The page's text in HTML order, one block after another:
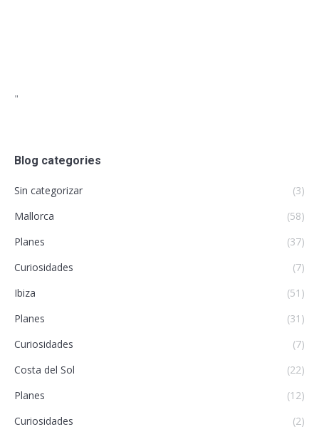
"
Blog categories
Sin categorizar
(3)
Mallorca
(58)
Planes
(37)
Curiosidades
(7)
Ibiza
(51)
Planes
(31)
Curiosidades
(7)
Costa del Sol
(22)
Planes
(12)
Curiosidades
(2)